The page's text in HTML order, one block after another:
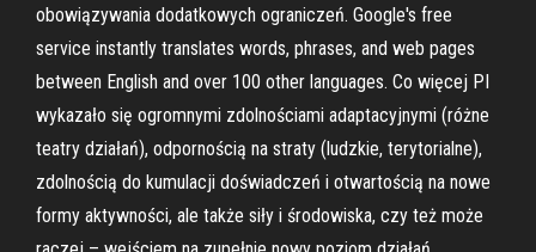
obowiązywania dodatkowych ograniczeń. Google's free
service instantly translates words, phrases, and web pages
between English and over 100 other languages. Co więcej PI
wykazało się ogromnymi zdolnościami adaptacyjnymi (różne
teatry działań), odpornością na straty (ludzkie, terytorialne),
zdolnością do kumulacji doświadczeń i otwartością na nowe
formy aktywności, ale także siły i środowiska, czy też może